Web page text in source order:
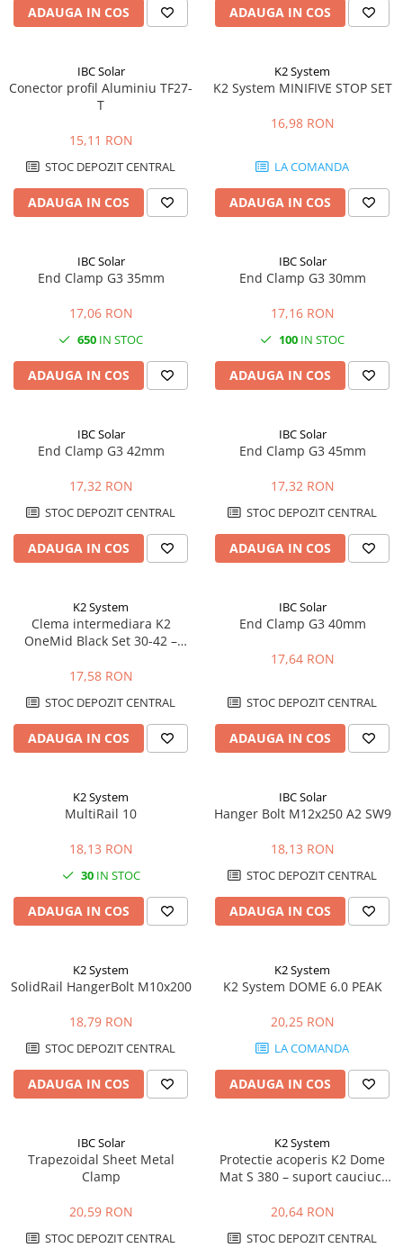
ADAUGA IN COS ADAUGA IN COS
IBC Solar
Conector profil Aluminiu TF27-
T
15,11 RON
STOC DEPOZIT CENTRAL
ADAUGA IN COS
K2 System
K2 System MINIFIVE STOP SET
16,98 RON
LA COMANDA
ADAUGA IN COS
IBC Solar
End Clamp G3 35mm
17,06 RON
650 IN STOC
ADAUGA IN COS
IBC Solar
End Clamp G3 30mm
17,16 RON
100 IN STOC
ADAUGA IN COS
IBC Solar
End Clamp G3 42mm
17,32 RON
STOC DEPOZIT CENTRAL
ADAUGA IN COS
IBC Solar
End Clamp G3 45mm
17,32 RON
STOC DEPOZIT CENTRAL
ADAUGA IN COS
K2 System
Clema intermediara K2
OneMid Black Set 30-42 –
negru
17,58 RON
STOC DEPOZIT CENTRAL
ADAUGA IN COS
IBC Solar
End Clamp G3 40mm
17,64 RON
STOC DEPOZIT CENTRAL
ADAUGA IN COS
K2 System
MultiRail 10
18,13 RON
30IN STOC
ADAUGA IN COS
IBC Solar
Hanger Bolt M12x250 A2 SW9
18,13 RON
STOC DEPOZIT CENTRAL
ADAUGA IN COS
K2 System
SolidRail HangerBolt M10x200
18,79 RON
STOC DEPOZIT CENTRAL
ADAUGA IN COS
K2 System
K2 System DOME 6.0 PEAK
20,25 RON
LA COMANDA
ADAUGA IN COS
IBC Solar
Trapezoidal Sheet Metal
Clamp
20,59 RON
STOC DEPOZIT CENTRAL
K2 System
Protectie acoperis K2 Dome
Mat S 380 – suport cauciuc,
20,64 RON
STOC DEPOZIT CENTRAL